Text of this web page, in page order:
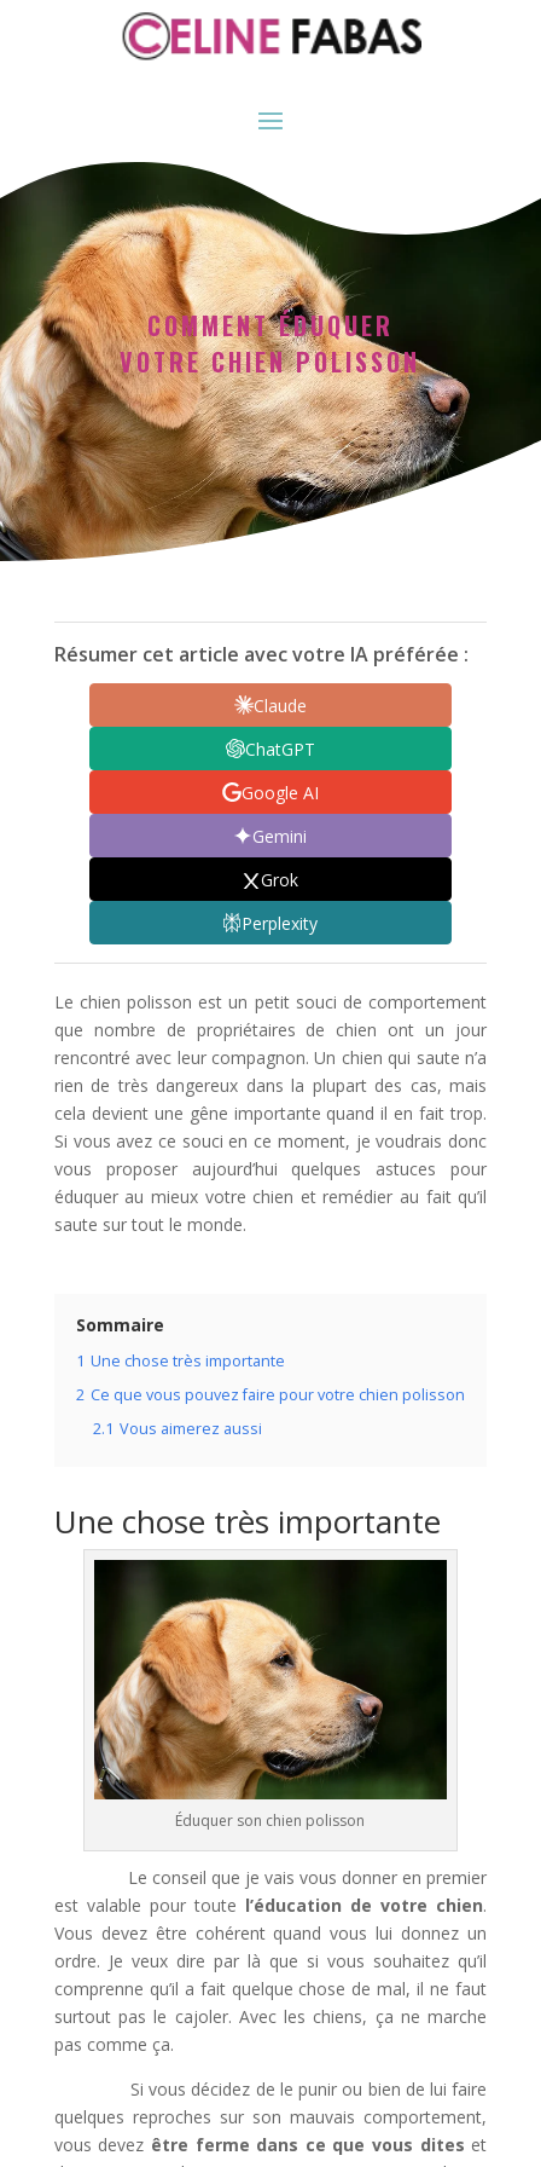
COMMENT ÉDUQUER
VOTRE CHIEN POLISSON
Résumer cet article avec votre IA préférée :
Claude
ChatGPT
Google AI
Gemini
Grok
Perplexity
Le chien polisson est un petit souci de comportement
que nombre de propriétaires de chien ont un jour
rencontré avec leur compagnon. Un chien qui saute n’a
rien de très dangereux dans la plupart des cas, mais
cela devient une gêne importante quand il en fait trop.
Si vous avez ce souci en ce moment, je voudrais donc
vous proposer aujourd’hui quelques astuces pour
éduquer au mieux votre chien et remédier au fait qu’il
saute sur tout le monde.
Sommaire
1 Une chose très importante
2 Ce que vous pouvez faire pour votre chien polisson
2.1 Vous aimerez aussi
Une chose très importante
Éduquer son chien polisson
Le conseil que je vais vous donner en premier
est valable pour toute l’éducation de votre chien.
Vous devez être cohérent quand vous lui donnez un
ordre. Je veux dire par là que si vous souhaitez qu’il
comprenne qu’il a fait quelque chose de mal, il ne faut
surtout pas le cajoler. Avec les chiens, ça ne marche
pas comme ça.
Si vous décidez de le punir ou bien de lui faire
quelques reproches sur son mauvais comportement,
vous devez être ferme dans ce que vous dites et